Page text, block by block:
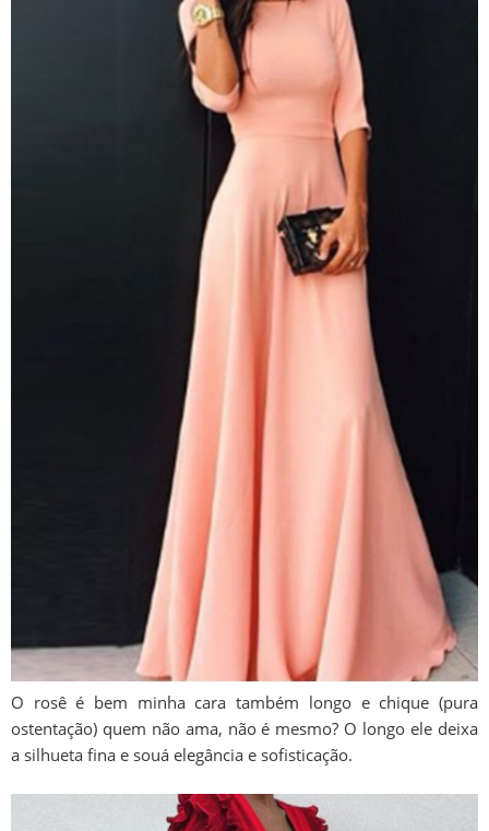
O rosê é bem minha cara também longo e chique (pura
ostentação) quem não ama, não é mesmo? O longo ele deixa
a silhueta fina e souá elegância e sofisticação.